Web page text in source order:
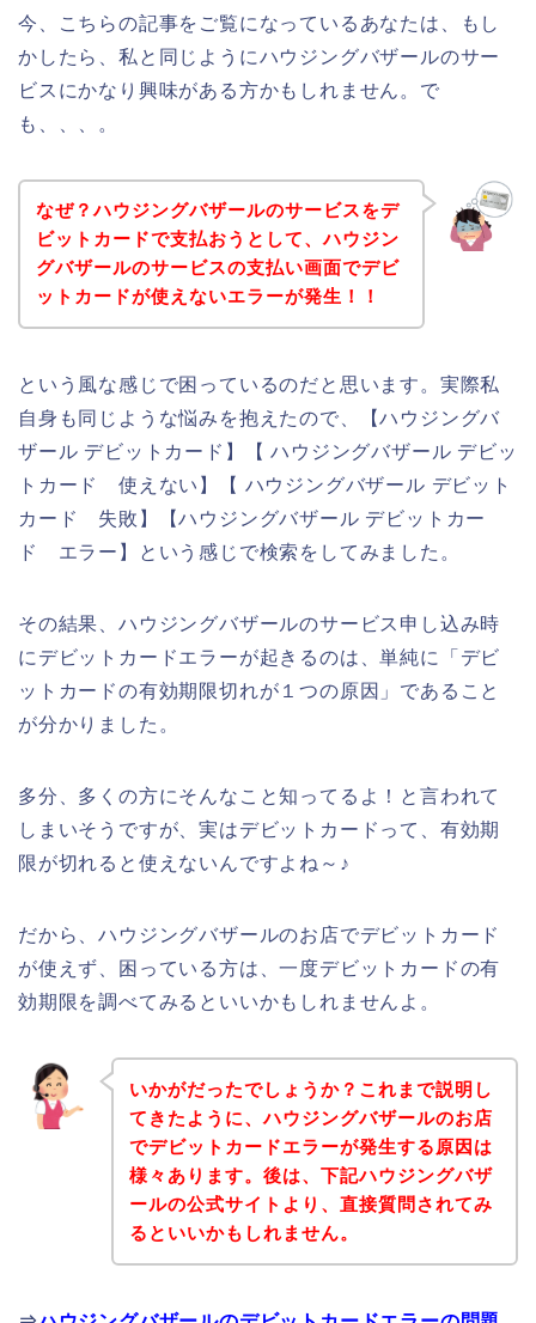
今、こちらの記事をご覧になっているあなたは、もし
かしたら、私と同じようにハウジングバザールのサー
ビスにかなり興味がある方かもしれません。で
も、、、。
なぜ？ハウジングバザールのサービスをデ
ビットカードで支払おうとして、ハウジン
グバザールのサービスの支払い画面でデビ
ットカードが使えないエラーが発生！！
という風な感じで困っているのだと思います。実際私
自身も同じような悩みを抱えたので、【ハウジングバ
ザール デビットカード】【 ハウジングバザール デビッ
トカード 使えない】【 ハウジングバザール デビット
カード 失敗】【ハウジングバザール デビットカー
ド エラー】という感じで検索をしてみました。
その結果、ハウジングバザールのサービス申し込み時
にデビットカードエラーが起きるのは、単純に「デビ
ットカードの有効期限切れが１つの原因」であること
が分かりました。
多分、多くの方にそんなこと知ってるよ！と言われて
しまいそうですが、実はデビットカードって、有効期
限が切れると使えないんですよね～♪
だから、ハウジングバザールのお店でデビットカード
が使えず、困っている方は、一度デビットカードの有
効期限を調べてみるといいかもしれませんよ。
いかがだったでしょうか？これまで説明し
てきたように、ハウジングバザールのお店
でデビットカードエラーが発生する原因は
様々あります。後は、下記ハウジングバザ
ールの公式サイトより、直接質問されてみ
るといいかもしれません。